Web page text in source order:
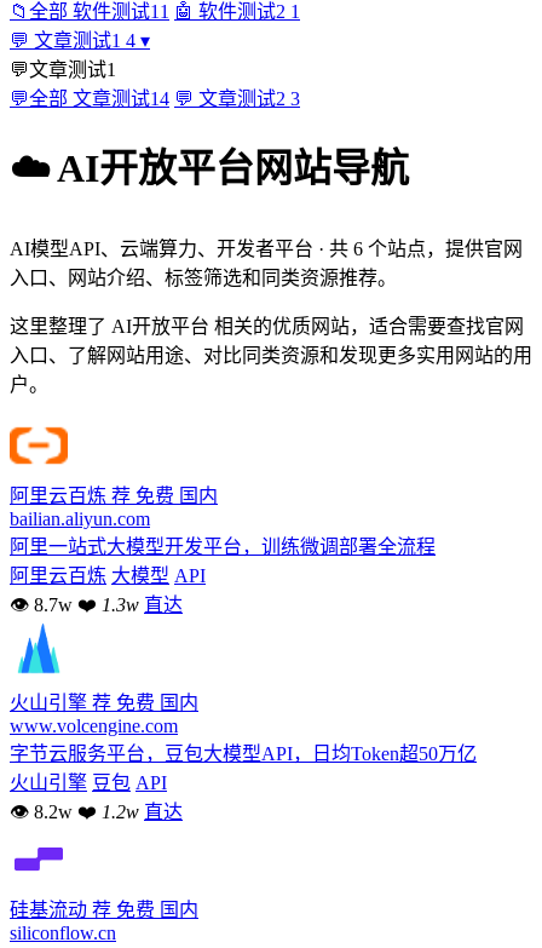
📁 全部 软件测试1 1 🤖 软件测试2 1
💬 文章测试1 4 ▾
💬文章测试1
💬全部 文章测试14 💬 文章测试2 3
☁️ AI开放平台网站导航
AI模型API、云端算力、开发者平台 · 共 6 个站点，提供官网
入口、网站介绍、标签筛选和同类资源推荐。
这里整理了 AI开放平台 相关的优质网站，适合需要查找官网
入口、了解网站用途、对比同类资源和发现更多实用网站的用
户。
阿里云百炼 荐 免费 国内
bailian.aliyun.com
阿里一站式大模型开发平台，训练微调部署全流程
阿里云百炼 大模型 API
👁 8.7w ❤ 1.3w 直达
火山引擎 荐 免费 国内
www.volcengine.com
字节云服务平台，豆包大模型API，日均Token超50万亿
火山引擎 豆包 API
👁 8.2w ❤ 1.2w 直达
硅基流动 荐 免费 国内
siliconflow.cn